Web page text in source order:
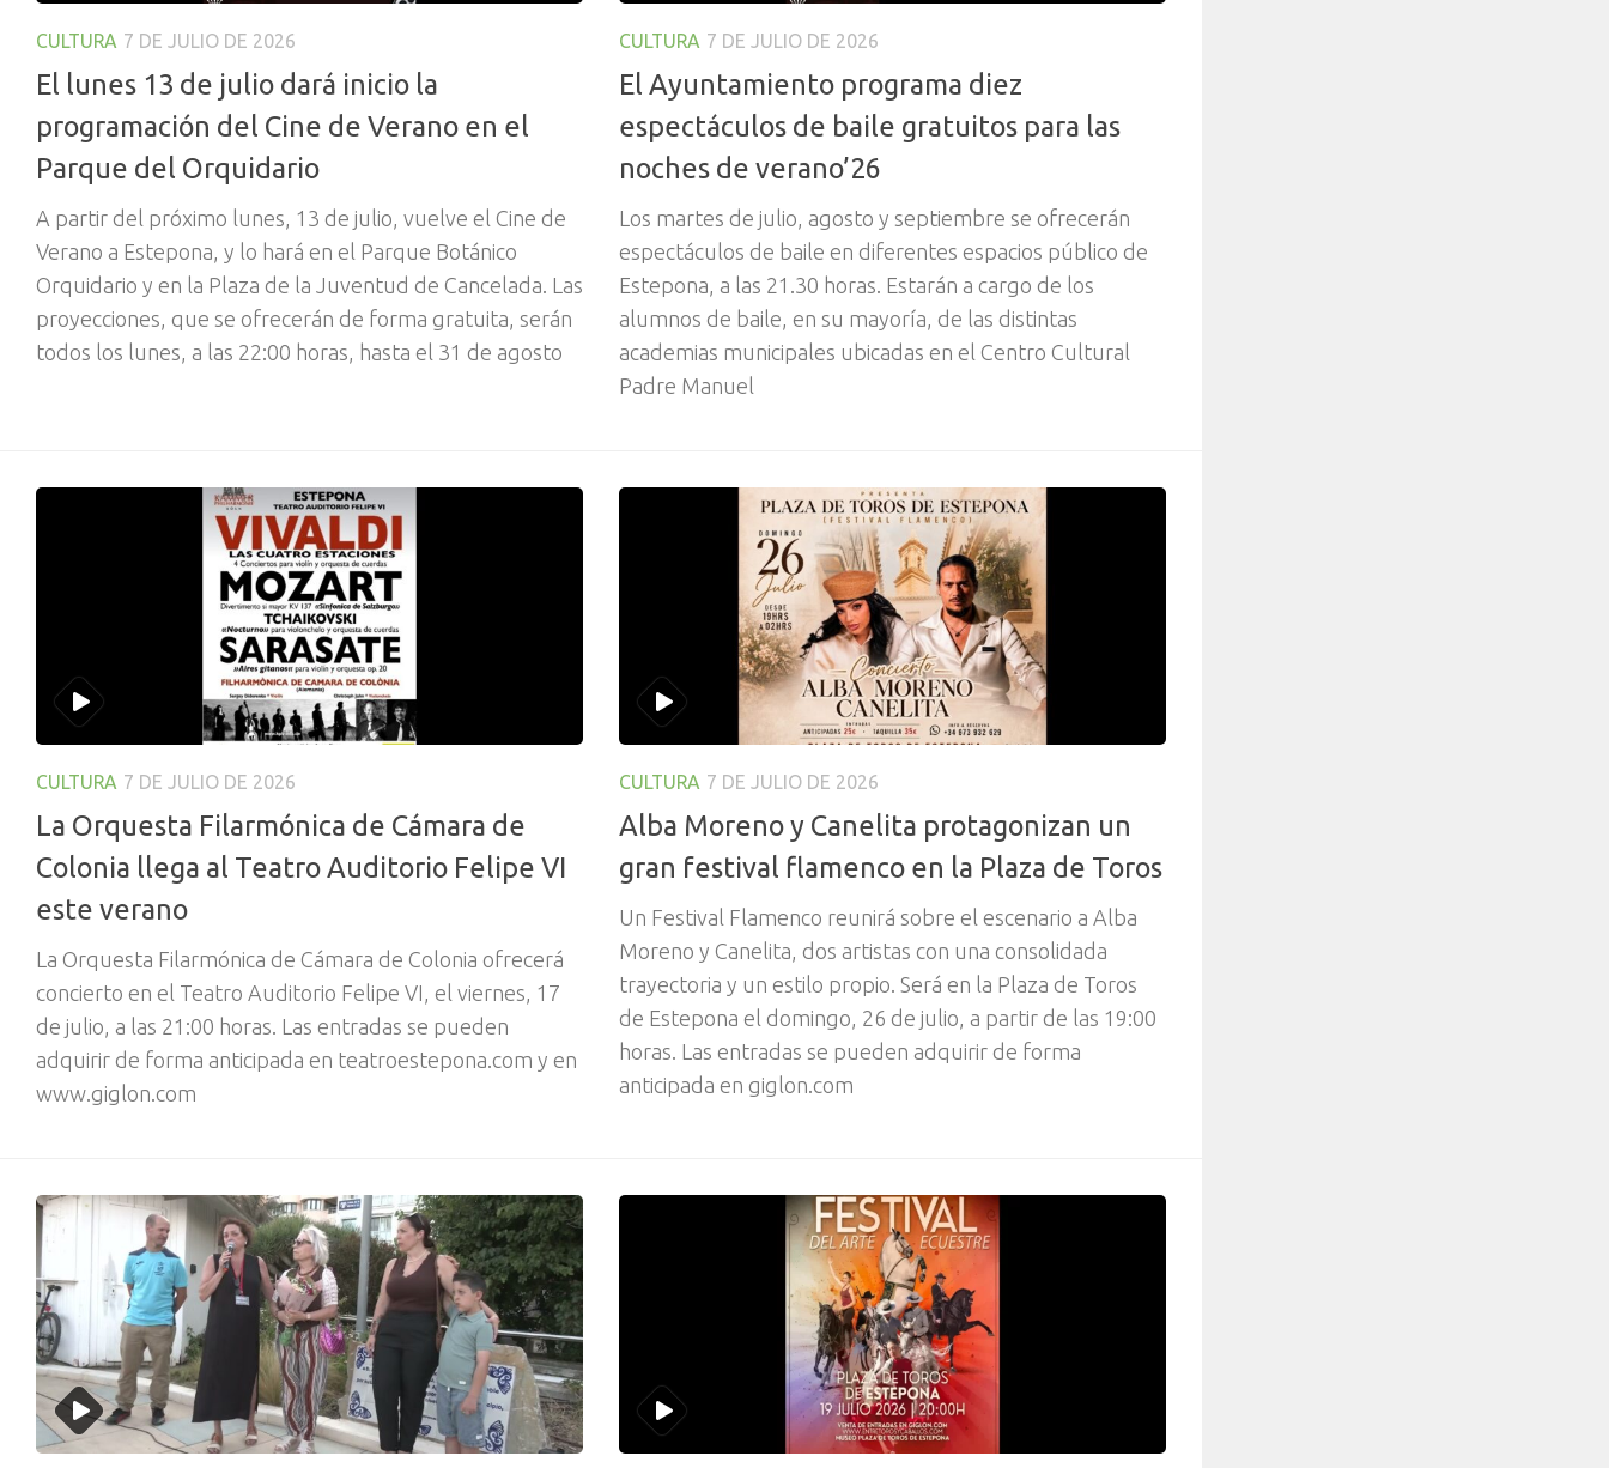
CULTURA 7 DE JULIO DE 2026
El lunes 13 de julio dará inicio la
programación del Cine de Verano en el
Parque del Orquidario
A partir del próximo lunes, 13 de julio, vuelve el Cine de
Verano a Estepona, y lo hará en el Parque Botánico
Orquidario y en la Plaza de la Juventud de Cancelada. Las
proyecciones, que se ofrecerán de forma gratuita, serán
todos los lunes, a las 22:00 horas, hasta el 31 de agosto
CULTURA 7 DE JULIO DE 2026
El Ayuntamiento programa diez
espectáculos de baile gratuitos para las
noches de verano’26
Los martes de julio, agosto y septiembre se ofrecerán
espectáculos de baile en diferentes espacios público de
Estepona, a las 21.30 horas. Estarán a cargo de los
alumnos de baile, en su mayoría, de las distintas
academias municipales ubicadas en el Centro Cultural
Padre Manuel
CULTURA 7 DE JULIO DE 2026
La Orquesta Filarmónica de Cámara de
Colonia llega al Teatro Auditorio Felipe VI
este verano
La Orquesta Filarmónica de Cámara de Colonia ofrecerá
concierto en el Teatro Auditorio Felipe VI, el viernes, 17
de julio, a las 21:00 horas. Las entradas se pueden
adquirir de forma anticipada en teatroestepona.com y en
www.giglon.com
CULTURA 7 DE JULIO DE 2026
Alba Moreno y Canelita protagonizan un
gran festival flamenco en la Plaza de Toros
Un Festival Flamenco reunirá sobre el escenario a Alba
Moreno y Canelita, dos artistas con una consolidada
trayectoria y un estilo propio. Será en la Plaza de Toros
de Estepona el domingo, 26 de julio, a partir de las 19:00
horas. Las entradas se pueden adquirir de forma
anticipada en giglon.com